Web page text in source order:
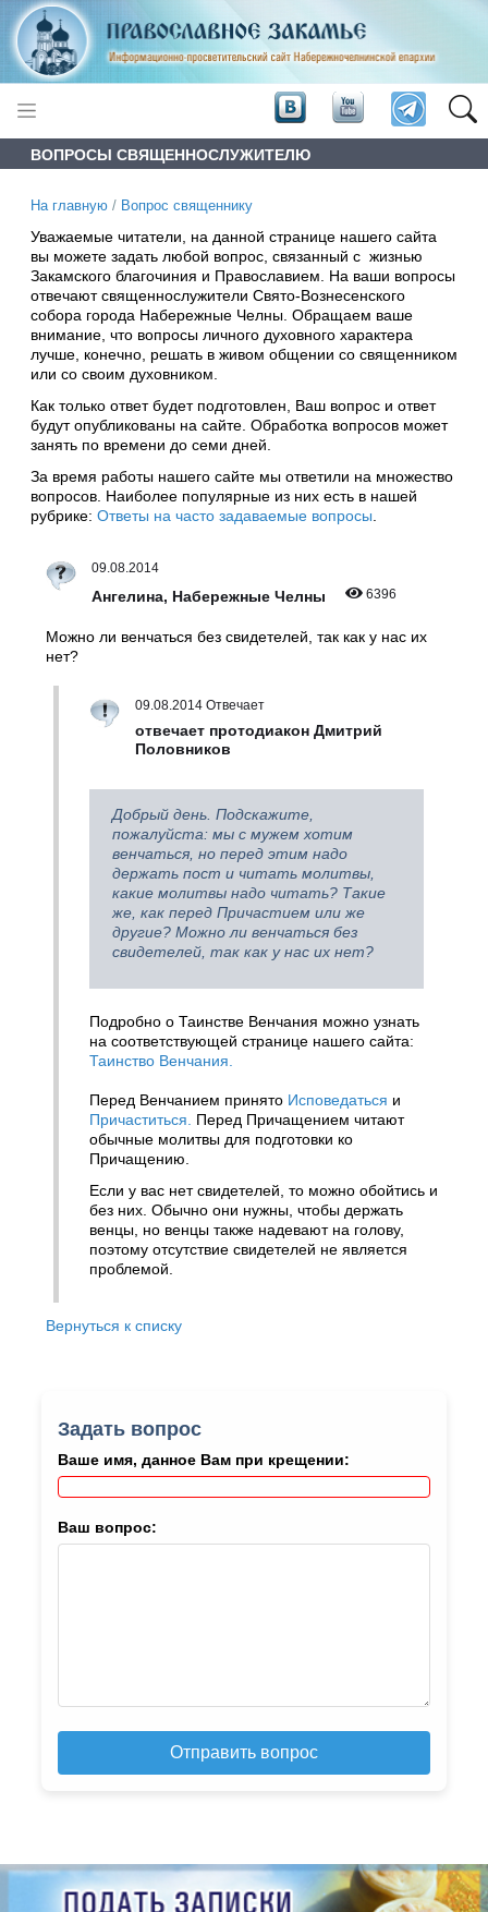
ВОПРОСЫ СВЯЩЕННОСЛУЖИТЕЛЮ
На главную / Вопрос священнику
Уважаемые читатели, на данной странице нашего сайта
вы можете задать любой вопрос, связанный с жизнью
Закамского благочиния и Православием. На ваши вопросы
отвечают священнослужители Свято-Вознесенского
собора города Набережные Челны. Обращаем ваше
внимание, что вопросы личного духовного характера
лучше, конечно, решать в живом общении со священником
или со своим духовником.
Как только ответ будет подготовлен, Ваш вопрос и ответ
будут опубликованы на сайте. Обработка вопросов может
занять по времени до семи дней.
За время работы нашего сайте мы ответили на множество
вопросов. Наиболее популярные из них есть в нашей
рубрике: Ответы на часто задаваемые вопросы
09.08.2014
Ангелина, Набережные Челны 6396
Можно ли венчаться без свидетелей, так как у нас их
нет?
09.08.2014 Отвечает
отвечает протодиакон Дмитрий
Половников
Добрый день. Подскажите,
пожалуйста: мы с мужем хотим
венчаться, но перед этим надо
держать пост и читать молитвы,
какие молитвы надо читать? Такие
же, как перед Причастием или же
другие? Можно ли венчаться без
свидетелей, так как у нас их нет?
Подробно о Таинстве Венчания можно узнать
на соответствующей странице нашего сайта:
Таинство Венчания.
Перед Венчанием принято Исповедаться и
Причаститься.
Перед Причащением читают
обычные молитвы для подготовки ко
Причащению.
Если у вас нет свидетелей, то можно обойтись и
без них. Обычно они нужны, чтобы держать
венцы, но венцы также надевают на голову,
поэтому отсутствие свидетелей не является
проблемой.
Вернуться к списку
Задать вопрос
Ваше имя, данное Вам при крещении:
Ваш вопрос:
Отправить вопрос